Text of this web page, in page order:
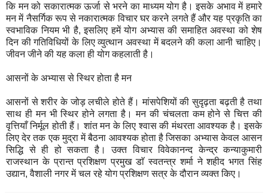
कि मन को सकारात्मक ऊर्जा से भरने का माध्यम योग है। इसके अभाव में हमारे
मन में नैसर्गिक रूप से नकारात्मक विचार घर करने लगते हैं और यह प्रकृति का
स्वभाविक नियम भी है, इसलिए हमें योग अभ्यास की समाहित अवस्था को शेष
दिन की गतिविधियों के लिए व्युत्थान अवस्था में बदलने की कला आनी चाहिए।
जीवन जीने की यह कला ही योग कहलाती है।
आसनों के अभ्यास से स्थिर होता है मन
आसनों से शरीर के जोड़ लचीले होते हैं। मांसपेशियों की सुदृढ़ता बढ़ती है तथा
साथ ही मन भी स्थिर होने लगता है। मन की चंचलता कम होने से चित्त की
वृत्तियाँ निर्मूल होती हैं। शांत मन के लिए श्वास की मंथरता आवश्यक है। इसके
लिए देर तक एक मुद्रा में बैठना आवश्यक होता है जिसका अभ्यास केवल आसन
सिद्धि से ही हो सकता है। उक्त विचार विवेकानन्द केन्द्र कन्याकुमारी
राजस्थान के प्रान्त प्रशिक्षण प्रमुख डाॅ स्वतन्त्र शर्मा ने शहीद भगत सिंह
उद्यान, वैशाली नगर में चल रहे योग प्रशिक्षण सत्र के दौरान व्यक्त किए।